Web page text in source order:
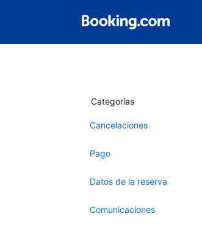
Categorías
Cancelaciones
Pago
Datos de la reserva
Comunicaciones